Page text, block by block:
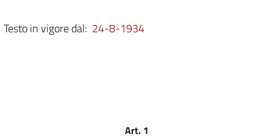
CAPO II
Testo in vigore dal: 24-8-1934
Art. 1